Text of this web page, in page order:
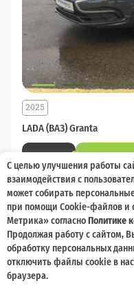
LADA (ВАЗ) Granta
2025
Есть предложение?
Улучшим!
834 000 ₽
834 000₽
Бензин
С целью улучшения работы
взаимодействия с
может собирать
при помощи Cookie-файлов и
Метрика» согласноПолитике
Продолжая работу с сайтом,
обработку персональных
отключить файлы cookie в
браузера.